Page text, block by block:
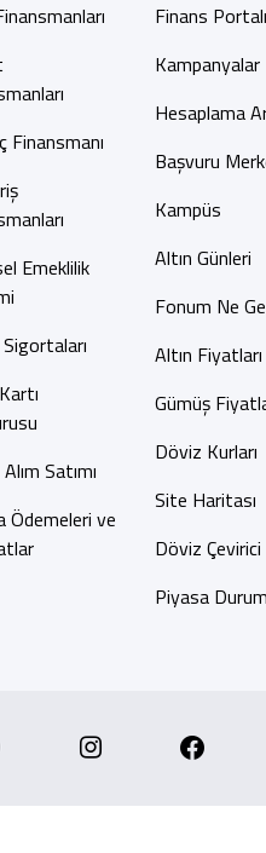
Finansmanı
Emeklilik
Sigortaları
Satımı
Ödemeleri ve
Finans Portalı
Kampanyalar
Hesaplama
Başvuru
Kampüs
Altın Günleri
Fonum Ne
Altın Fiyatları
Gümüş
Döviz Kurları
Site Haritası
Döviz Çevirici
Piyasa
Whatsapp Instagram